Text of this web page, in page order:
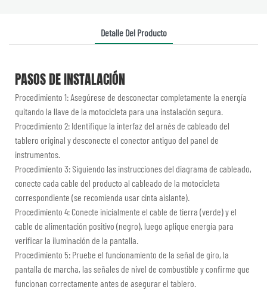
Detalle Del Producto
PASOS DE INSTALACIÓN
Procedimiento 1: Asegúrese de desconectar completamente la energía
quitando la llave de la motocicleta para una instalación segura.
Procedimiento 2: Identifique la interfaz del arnés de cableado del
tablero original y desconecte el conector antiguo del panel de
instrumentos.
Procedimiento 3: Siguiendo las instrucciones del diagrama de cableado,
conecte cada cable del producto al cableado de la motocicleta
correspondiente (se recomienda usar cinta aislante).
Procedimiento 4: Conecte inicialmente el cable de tierra (verde) y el
cable de alimentación positivo (negro), luego aplique energía para
verificar la iluminación de la pantalla.
Procedimiento 5: Pruebe el funcionamiento de la señal de giro, la
pantalla de marcha, las señales de nivel de combustible y confirme que
funcionan correctamente antes de asegurar el tablero.